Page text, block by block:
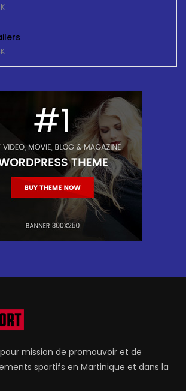
mission de promouvoir et de
sportifs en Martinique et dans la